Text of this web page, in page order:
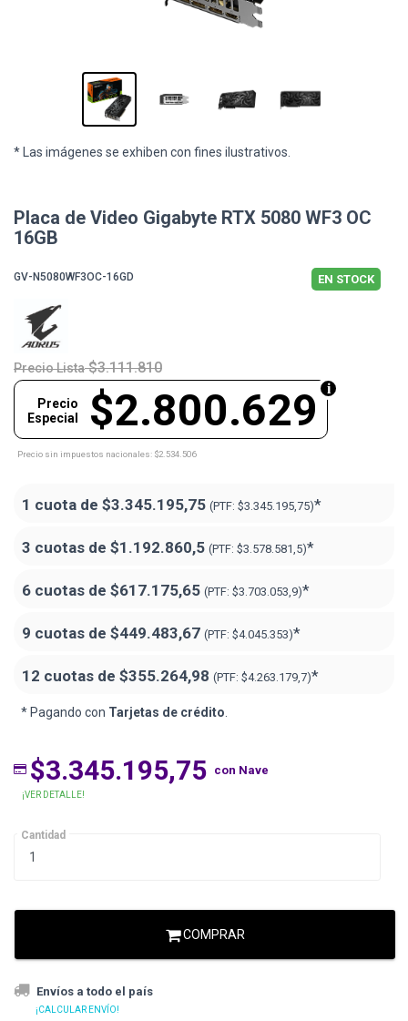
* Las imágenes se exhiben con fines ilustrativos.
Placa de Video Gigabyte RTX 5080 WF3 OC
16GB
GV-N5080WF3OC-16GD EN STOCK
Precio Lista $3.111.810
$2.800.629
Precio
Especial
Precio sin impuestos nacionales: $2.534.506
1 cuota de $3.345.195,75 (PTF: $3.345.195,75)*
3 cuotas de $1.192.860,5 (PTF: $3.578.581,5)*
6 cuotas de $617.175,65 (PTF: $3.703.053,9)*
9 cuotas de $449.483,67 (PTF: $4.045.353)*
12 cuotas de $355.264,98 (PTF: $4.263.179,7)*
* Pagando con Tarjetas de crédito.
$3.345.195,75 con Nave
¡VER DETALLE!
Cantidad
COMPRAR
Envíos a todo el país
¡CALCULAR ENVÍO!